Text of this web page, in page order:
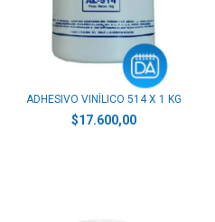
ADHESIVO VINÍLICO 514 X 1 KG
$17.600,00